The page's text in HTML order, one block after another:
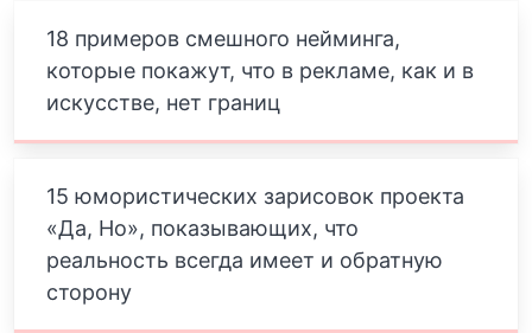
18 примеров смешного нейминга,
которые покажут, что в рекламе, как и в
искусстве, нет границ
15 юмористических зарисовок проекта
«Да, Но», показывающих, что
реальность всегда имеет и обратную
сторону